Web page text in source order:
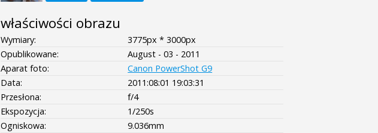
właściwości obrazu
Wymiary:
3775px * 3000px
Opublikowane:
August - 03 - 2011
Aparat foto:
Canon PowerShot G9
Data:
2011:08:01 19:03:31
Przesłona:
f/4
Ekspozycja:
1/250s
Ogniskowa:
9.036mm